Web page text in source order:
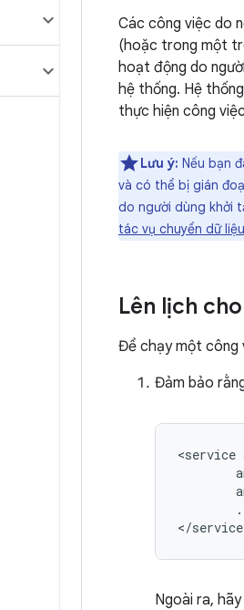
Các công việc do
(hoặc trong một
hoạt động do
hệ thống. Hệ
thực hiện công
Lưu ý: Nếu bạn
và có thể bị gián
do người dùng khởi
tác vụ chuyển dữ
Lên lịch
Để chạy một công
Đảm bảo
<service
Ngoài ra,